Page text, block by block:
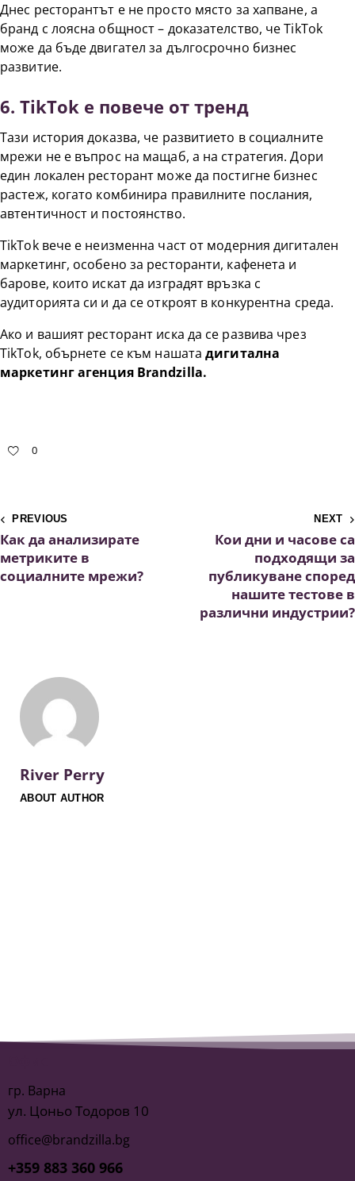
Днес ресторантът е не просто място за хапване, а
бранд с лоясна общност – доказателство, че TikTok
може да бъде двигател за дългосрочно бизнес
развитие.
6. TikTok е повече от тренд
Тази история доказва, че развитието в социалните
мрежи не е въпрос на мащаб, а на стратегия. Дори
един локален ресторант може да постигне бизнес
растеж, когато комбинира правилните послания,
автентичност и постоянство.
TikTok вече е неизменна част от модерния дигитален
маркетинг, особено за ресторанти, кафенета и
барове, които искат да изградят връзка с
аудиторията си и да се откроят в конкурентна среда.
Ако и вашият ресторант иска да се развива чрез
TikTok, обърнете се към нашатадигитална
маркетинг агенция Brandzilla.
0
PREVIOUS
Как да анализирате
метриките в
социалните мрежи?
NEXT
Кои дни и часове са
подходящи за
публикуване според
нашите тестове в
различни индустрии?
River Perry
ABOUT AUTHOR
гр. Варна
ул. Цоньо Тодоров 10
office@brandzilla.bg
+359 883 360 966